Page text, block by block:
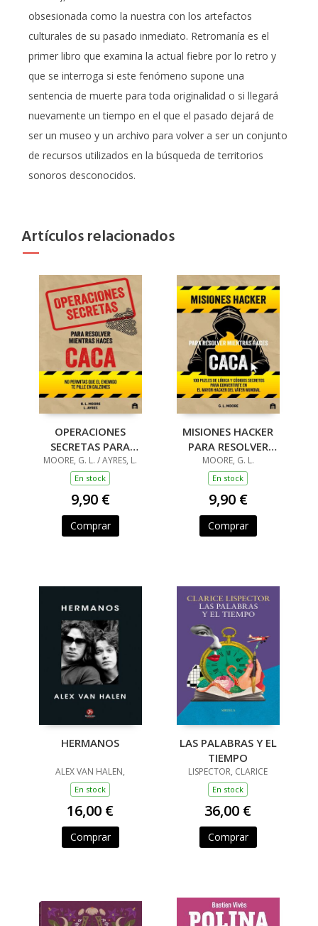
obsesionada como la nuestra con los artefactos
culturales de su pasado inmediato. Retromanía es el
primer libro que examina la actual fiebre por lo retro y
que se interroga si este fenómeno supone una
sentencia de muerte para toda originalidad o si llegará
nuevamente un tiempo en el que el pasado dejará de
ser un museo y un archivo para volver a ser un conjunto
de recursos utilizados en la búsqueda de territorios
sonoros desconocidos.
Artículos relacionados
OPERACIONES
SECRETAS PARA
RESOLVER MIENTRAS
HACES CACA
MOORE, G. L. / AYRES, L.
En stock
9,90 €
Comprar
MISIONES HACKER
PARA RESOLVER
MIENTRAS HACES
CACA
MOORE, G. L.
En stock
9,90 €
Comprar
HERMANOS
ALEX VAN HALEN,
En stock
16,00 €
Comprar
LAS PALABRAS Y EL
TIEMPO
LISPECTOR, CLARICE
En stock
36,00 €
Comprar